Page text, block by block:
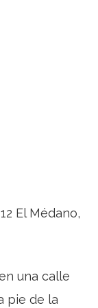
El Médano,
una calle
pie de la